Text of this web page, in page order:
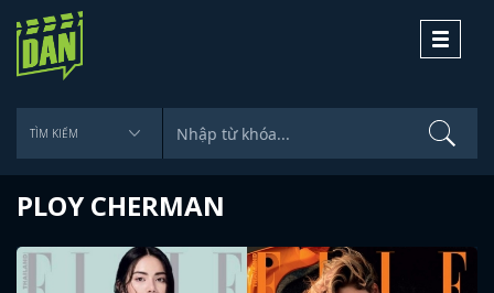
Toggle
PLOY CHERMAN